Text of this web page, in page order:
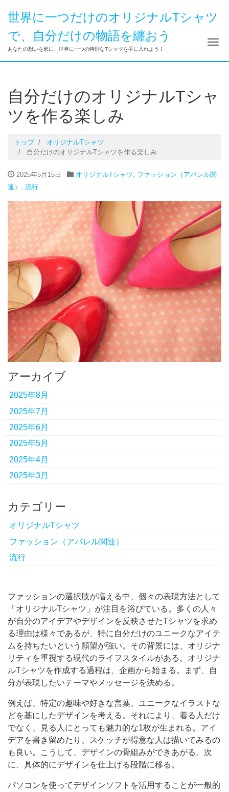
世界に一つだけのオリジナルTシャツ
で、自分だけの物語を纏おう
あなたの想いを形に、世界に一つの特別なTシャツを手に入れよう！ ナ
自分だけのオリジナルTシャ
ツを作る楽しみ
トップ
オリジナルTシャツ
自分だけのオリジナルTシャツを作る楽しみ
2025年5月15日 オリジナルTシャツ, ファッション（アパレル関
連） , 流行
アーカイブ
2025年8月
2025年7月
2025年6月
2025年5月
2025年4月
2025年3月
カテゴリー
オリジナルTシャツ
ファッション（アパレル関連）
流行
ファッションの選択肢が増える中、個々の表現方法として
「オリジナルTシャツ」が注目を浴びている。 多くの人々
が自分のアイデアやデザインを反映させたTシャツを求め
る理由は様々であるが、特に自分だけのユニークなアイテ
ムを持ちたいという願望が強い。その背景には、オリジナ
リティを重視する現代のライフスタイルがある。オリジナ
ルTシャツを作成する過程は、企画から始まる。まず、自
分が表現したいテーマやメッセージを決める。
例えば、特定の趣味や好きな言葉、ユニークなイラストな
どを基にしたデザインを考える。それにより、着る人だけ
でなく、見る人にとっても魅力的な1枚が生まれる。アイ
デアを書き留めたり、スケッチが得意な人は描いてみるの
も良い。こうして、デザインの骨組みができあがる。次
に、具体的にデザインを仕上げる段階に移る。
パソコンを使ってデザインソフトを活用することが一般的